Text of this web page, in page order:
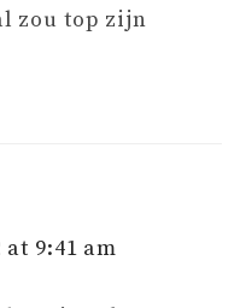
zou top zijn
9:41 am